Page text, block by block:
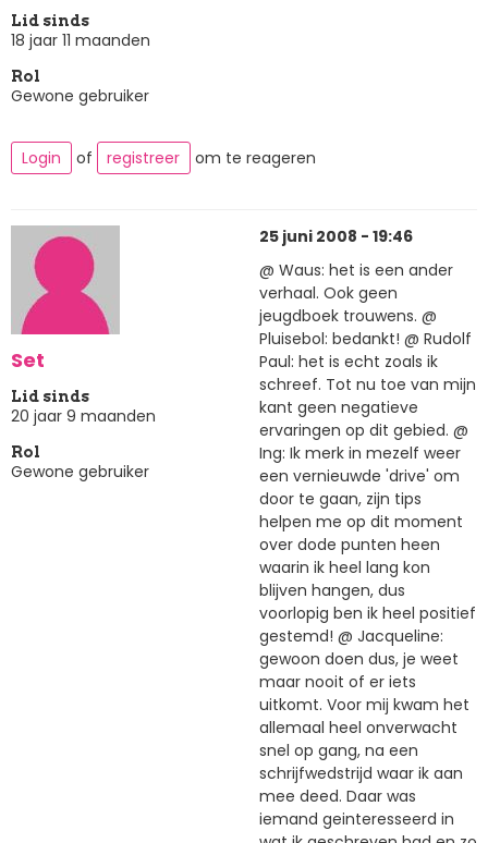
Lid sinds
18 jaar 11 maanden
Rol
Gewone gebruiker
Login of registreer om te reageren
Set
Lid sinds
20 jaar 9 maanden
Rol
Gewone gebruiker
25 juni 2008 - 19:46
@ Waus: het is een ander
verhaal. Ook geen
jeugdboek trouwens. @
Pluisebol: bedankt! @ Rudolf
Paul: het is echt zoals ik
schreef. Tot nu toe van mijn
kant geen negatieve
ervaringen op dit gebied. @
Ing: Ik merk in mezelf weer
een vernieuwde 'drive' om
door te gaan, zijn tips
helpen me op dit moment
over dode punten heen
waarin ik heel lang kon
blijven hangen, dus
voorlopig ben ik heel positief
gestemd! @ Jacqueline:
gewoon doen dus, je weet
maar nooit of er iets
uitkomt. Voor mij kwam het
allemaal heel onverwacht
snel op gang, na een
schrijfwedstrijd waar ik aan
mee deed. Daar was
iemand geinteresseerd in